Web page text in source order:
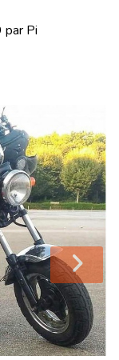
Pi